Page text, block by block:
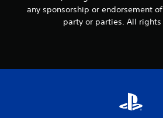
S
l
any sponsorship or endorsement
party or parties. All rights